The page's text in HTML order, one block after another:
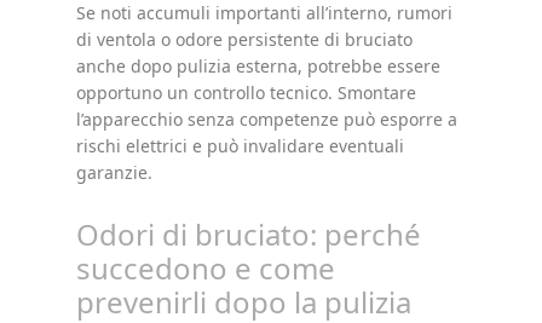
Se noti accumuli importanti all’interno, rumori
di ventola o odore persistente di bruciato
anche dopo pulizia esterna, potrebbe essere
opportuno un controllo tecnico. Smontare
l’apparecchio senza competenze può esporre a
rischi elettrici e può invalidare eventuali
garanzie.
Odori di bruciato: perché
succedono e come
prevenirli dopo la pulizia